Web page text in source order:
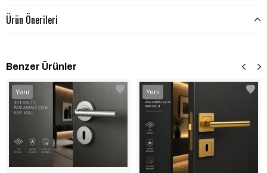
Ürün Önerileri
Benzer Ürünler
Yeni
Ürün
Yeni
Ürün